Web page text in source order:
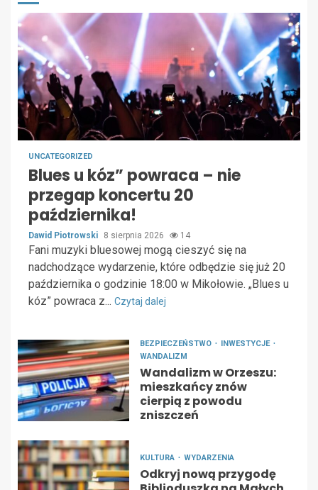
UNCATEGORIZED
Blues u kóz” powraca – nie
przegap koncertu 20
października!
Dawid Piotrowski 8 sierpnia 2026 14
Fani muzyki bluesowej mogą cieszyć się na
nadchodzące wydarzenie, które odbędzie się już 20
października o godzinie 18:00 w Mikołowie. „Blues u
kóz” powraca z... Czytaj dalej
BEZPIECZEŃSTWO
INWESTYCJE
WANDALIZM
Wandalizm w Orzeszu:
mieszkańcy znów
cierpią z powodu
zniszczeń
KULTURA WYDARZENIA
Odkryj nową przygodę